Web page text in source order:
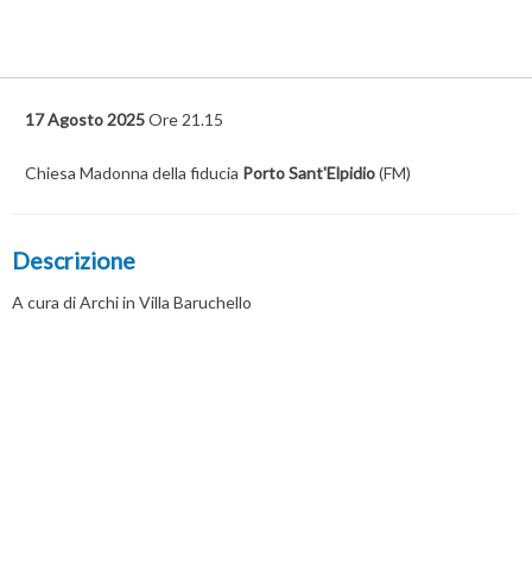
17 Agosto 2025Ore 21.15
Chiesa Madonna della fiducia Porto Sant'Elpidio(FM)
Descrizione
A cura di Archi in Villa Baruchello